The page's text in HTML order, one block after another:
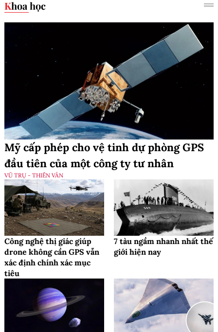
Khoa học
Mỹ cấp phép cho vệ tinh dự phòng GPS
đầu tiên của một công ty tư nhân
VŨ TRỤ - THIÊN VĂN
Công nghệ thị giác giúp
drone không cần GPS vẫn
xác định chính xác mục
tiêu
7 tàu ngầm nhanh nhất thế
giới hiện nay